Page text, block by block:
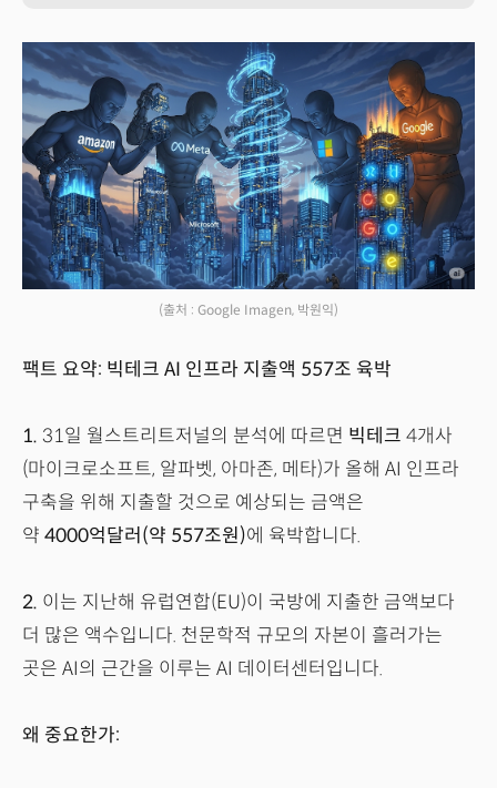
(출처 : Google Imagen, 박원익)
팩트 요약: 빅테크 AI 인프라 지출액 557조 육박
1. 31일 월스트리트저널의 분석에 따르면 빅테크 4개사
(마이크로소프트, 알파벳, 아마존, 메타)가 올해 AI 인프라
구축을 위해 지출할 것으로 예상되는 금액은
약 4000억달러(약 557조원)에 육박합니다.
2. 이는 지난해 유럽연합(EU)이 국방에 지출한 금액보다
더 많은 액수입니다. 천문학적 규모의 자본이 흘러가는
곳은 AI의 근간을 이루는 AI 데이터센터입니다.
왜 중요한가: